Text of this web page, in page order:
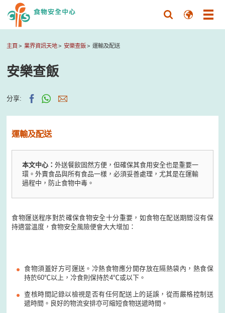
主頁 業界資訊天地 安樂查飯 運輸及配送
安樂查飯
分享:
運輸及配送
本文中心：外送餐飲固然方便，但確保其食用安全也是重要一
環。外賣食品與所有食品一樣，必須妥善處理，尤其是在運輸
過程中，防止食物中毒。
食物運送程序對於確保食物安全十分重要，如食物在配送期間沒有保
持適當溫度，食物安全風險便會大大增加：
食物須蓋好方可運送。冷熱食物應分開存放在隔熱袋內，熱食保
持於60℃以上，冷食則保持於4℃或以下。
查核時間記錄以檢視是否有任何配送上的延誤，從而嚴格控制送
遞時間。良好的物流安排亦可縮短食物送遞時間。